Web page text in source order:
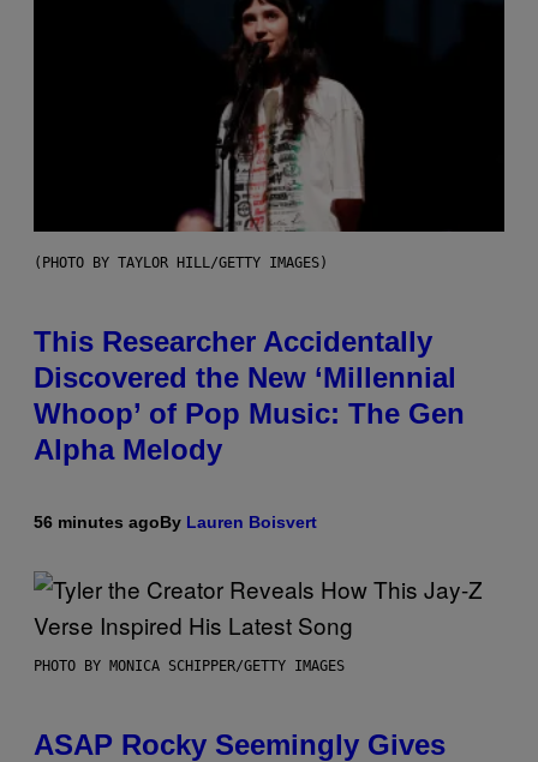
(PHOTO BY TAYLOR HILL/GETTY IMAGES)
This Researcher Accidentally
Discovered the New ‘Millennial
Whoop’ of Pop Music: The Gen
Alpha Melody
56 minutes agoBy Lauren Boisvert
PHOTO BY MONICA SCHIPPER/GETTY IMAGES
ASAP Rocky Seemingly Gives